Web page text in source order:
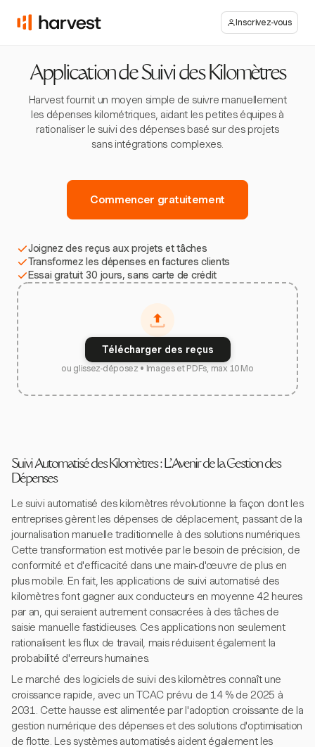
Inscrivez-vous
Application de Suivi des Kilomètres
Harvest fournit un moyen simple de suivre manuellement
les dépenses kilométriques, aidant les petites équipes à
rationaliser le suivi des dépenses basé sur des projets
sans intégrations complexes.
Commencer gratuitement
Joignez des reçus aux projets et tâches
Transformez les dépenses en factures clients
Essai gratuit 30 jours, sans carte de crédit
Télécharger des reçus
ou glissez-déposez • Images et PDFs, max 10 Mo
Suivi Automatisé des Kilomètres : L'Avenir de la Gestion des
Dépenses
Le suivi automatisé des kilomètres révolutionne la façon dont les
entreprises gèrent les dépenses de déplacement, passant de la
journalisation manuelle traditionnelle à des solutions numériques.
Cette transformation est motivée par le besoin de précision, de
conformité et d'efficacité dans une main-d'œuvre de plus en
plus mobile. En fait, les applications de suivi automatisé des
kilomètres font gagner aux conducteurs en moyenne 42 heures
par an, qui seraient autrement consacrées à des tâches de
saisie manuelle fastidieuses. Ces applications non seulement
rationalisent les flux de travail, mais réduisent également la
probabilité d'erreurs humaines.
Le marché des logiciels de suivi des kilomètres connaît une
croissance rapide, avec un TCAC prévu de 14 % de 2025 à
2031. Cette hausse est alimentée par l'adoption croissante de la
gestion numérique des dépenses et des solutions d'optimisation
de flotte. Les systèmes automatisés aident également les